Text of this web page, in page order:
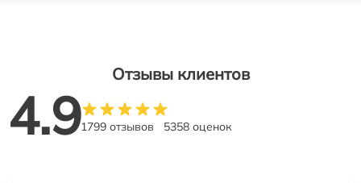
Отзывы клиентов
4.91799 отзывов 5358 оценок